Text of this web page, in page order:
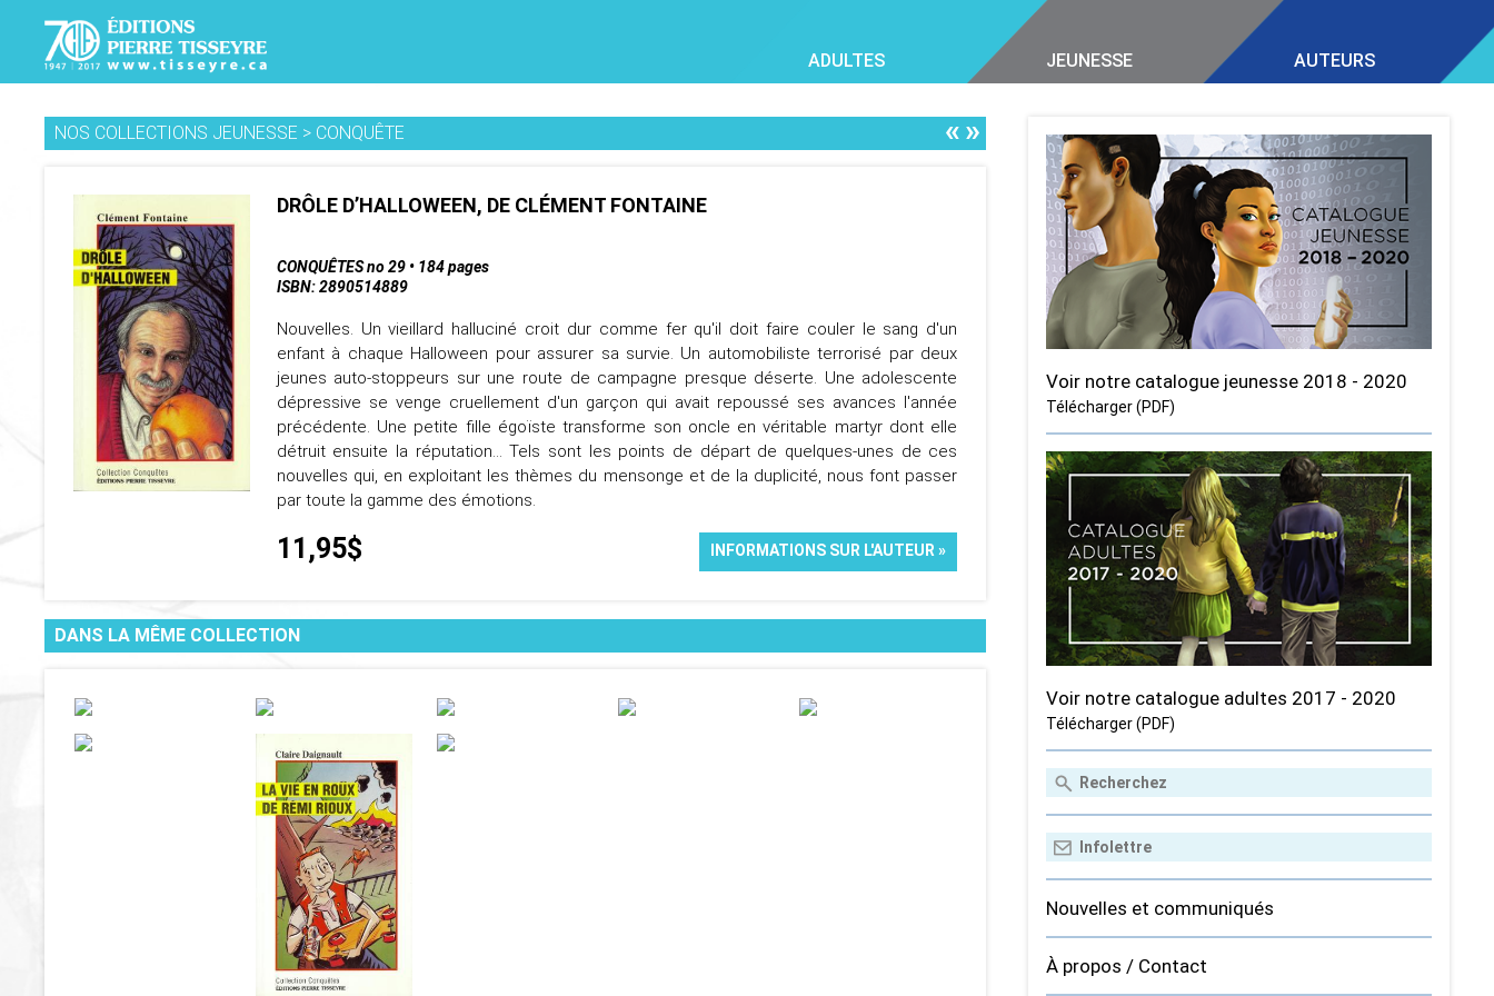
ADULTES JEUNESSE AUTEURS
NOS COLLECTIONS JEUNESSE > CONQUÊTE «»
DRÔLE D’HALLOWEEN, DE CLÉMENT FONTAINE
CONQUÊTES no 29 • 184 pages
ISBN: 2890514889
Nouvelles. Un vieillard halluciné croit dur comme fer qu'il doit faire couler le sang d'un
enfant à chaque Halloween pour assurer sa survie. Un automobiliste terrorisé par deux
jeunes auto-stoppeurs sur une route de campagne presque déserte. Une adolescente
dépressive se venge cruellement d'un garçon qui avait repoussé ses avances l'année
précédente. Une petite fille égoïste transforme son oncle en véritable martyr dont elle
détruit ensuite la réputation... Tels sont les points de départ de quelques-unes de ces
nouvelles qui, en exploitant les thèmes du mensonge et de la duplicité, nous font passer
par toute la gamme des émotions.
11,95$ INFORMATIONS SUR L'AUTEUR »
DANS LA MÊME COLLECTION
Voir notre catalogue jeunesse 2018 - 2020
Télécharger (PDF)
Voir notre catalogue adultes 2017 - 2020
Télécharger (PDF)
Nouvelles et communiqués
À propos / Contact